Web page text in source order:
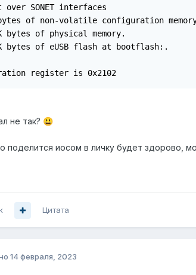
over SONET interfaces
bytes of non-volatile configuration
bytes of physical memory.
bytes of eUSB flash at bootflash:.
register is 0x2102
не так? 😃
поделится иосом в личку будет здорово,
Цитата
14 февраля, 2023